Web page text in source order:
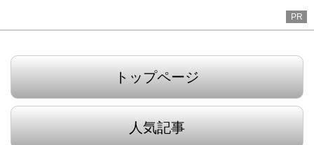
PR
トップページ
人気記事